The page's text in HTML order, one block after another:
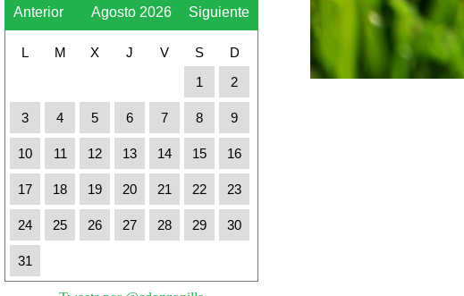
Anterior
Agosto 2026 Siguiente
L M X J V S
D
1
2
3 4 5 6 7 8 9
10 11 12 13 14 15 16
17 18 19 20 21 22 23
24 25 26 27 28 29 30
31